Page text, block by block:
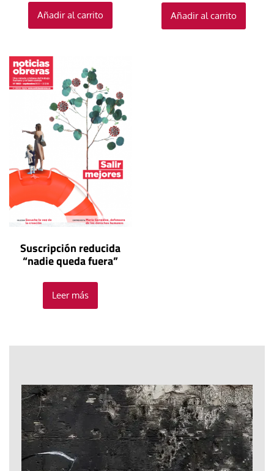
Añadir al carrito Añadir al carrito
Suscripción reducida
“nadie queda fuera”
Leer más